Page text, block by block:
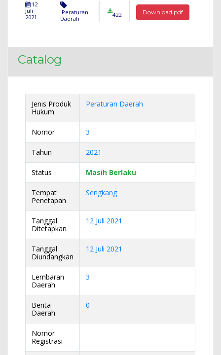
Download pdf
12
Juli
2021
Peraturan
Daerah
422
Catalog
Jenis Produk
Hukum
Peraturan Daerah
Nomor 3
Tahun 2021
Status Masih Berlaku
Tempat
Penetapan
Sengkang
Tanggal
Ditetapkan
12 Juli 2021
Tanggal
Diundangkan
12 Juli 2021
Lembaran
Daerah
3
Berita
Daerah
0
Nomor
Registrasi